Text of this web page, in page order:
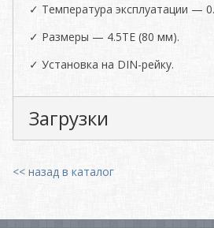
✓ Температура эксплуатации —
✓ Размеры — 4.5TE (80 мм).
✓ Установка на DIN-рейку.
Загрузки
<< назад в каталог